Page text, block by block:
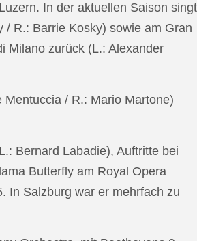
In der aktuellen Saison singt
/ R.: Barrie Kosky) sowie am Gran
Milano zurück (L.: Alexander
/ R.: Mario Martone)
Bernard Labadie), Auftritte bei
Butterfly am Royal Opera
In Salzburg war er mehrfach zu